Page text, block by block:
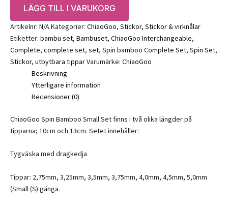
Small
Set
mängd
LÄGG TILL I VARUKORG
Artikelnr: N/AKategorier: ChiaoGoo, Stickor, Stickor & virknålar
Etiketter: bambu set, Bambuset, ChiaoGoo Interchangeable,
Complete, complete set, set, Spin bamboo Complete Set, Spin Set,
Stickor, utbytbara tipparVarumärke: ChiaoGoo
Beskrivning
Ytterligare information
Recensioner (0)
ChiaoGoo Spin Bamboo Small Set finns i två olika längder på
tipparna; 10cm och 13cm. Setet innehåller:
Tygväska med dragkedja
Tippar: 2,75mm, 3,25mm, 3,5mm, 3,75mm, 4,0mm, 4,5mm, 5,0mm
(Small (S) gänga.